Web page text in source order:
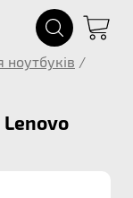
ноутбуків /
Lenovo